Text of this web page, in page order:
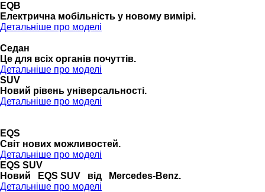
EQB
Електрична мобільність у новому вимірі.
Детальніше про моделі
Седан
Це для всіх органів почуттів.
Детальніше про моделі
SUV
Новий рівень універсальності.
Детальніше про моделі
EQS
Cвіт нових можливостей.
Детальніше про моделі
EQS SUV
Новий EQS SUV від Mercedes-Benz.
Детальніше про моделі